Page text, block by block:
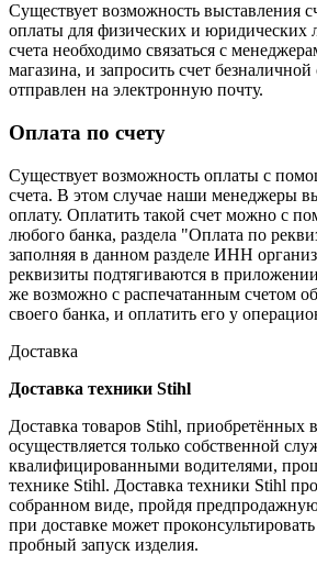
Существует возможность выставления
оплаты для физических и юридических
счета необходимо связаться с
магазина, и запросить счет
отправлен на электронную почту.
Оплата по счету
Существует возможность оплаты с
счета. В этом случае наши менеджеры
оплату. Оплатить такой счет можно с
любого банка, раздела "Оплата по
заполняя в данном разделе ИНН
реквизиты подтягиваются в
же возможно с распечатанным счетом
своего банка, и оплатить его у
Доставка
Доставка техники Stihl
Доставка товаров Stihl, приобретённых
осуществляется только собственной
квалифицированными водителями,
технике Stihl. Доставка техники Stihl
собранном виде, пройдя
при доставке может
пробный запуск изделия.